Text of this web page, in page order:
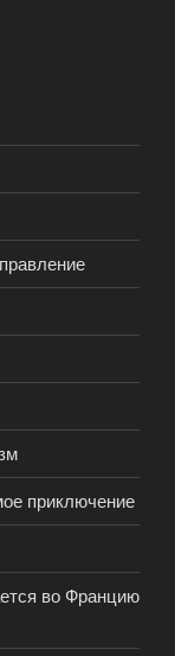
приключение
во Францию